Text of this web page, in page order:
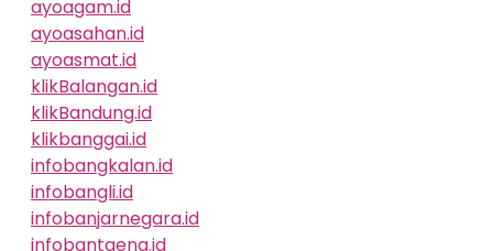
ayoagam.id
ayoasahan.id
ayoasmat.id
klikBalangan.id
klikBandung.id
klikbanggai.id
infobangkalan.id
infobangli.id
infobanjarnegara.id
infobantaeng.id